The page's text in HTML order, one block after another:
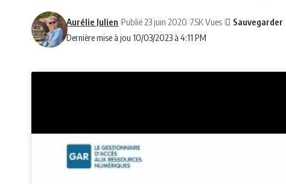
Dernière mise à jou 10/03/2023 à 4:11 PM
Aurélie Julien Publié 23 juin 2020 7.5K Vues